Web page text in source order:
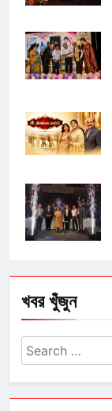
খবর খুঁজুন
Search
for: